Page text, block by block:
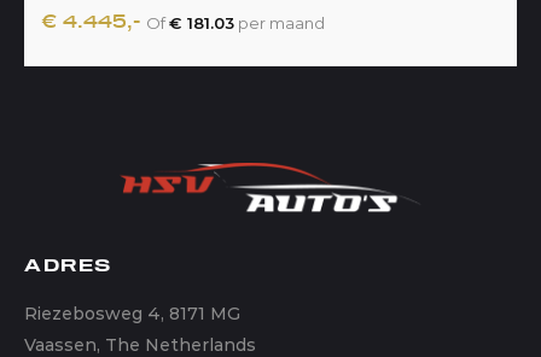
€ 4.445,- Of€ 181.03 per maand
ADRES
Riezebosweg 4, 8171 MG
Vaassen, The Netherlands